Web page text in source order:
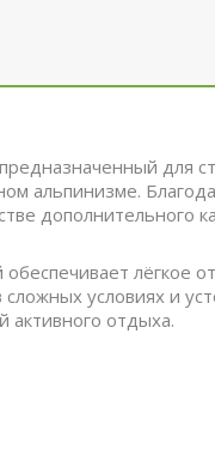
для
альпинизме.
дополнительного
лёгкое
условиях и
активного отдыха.